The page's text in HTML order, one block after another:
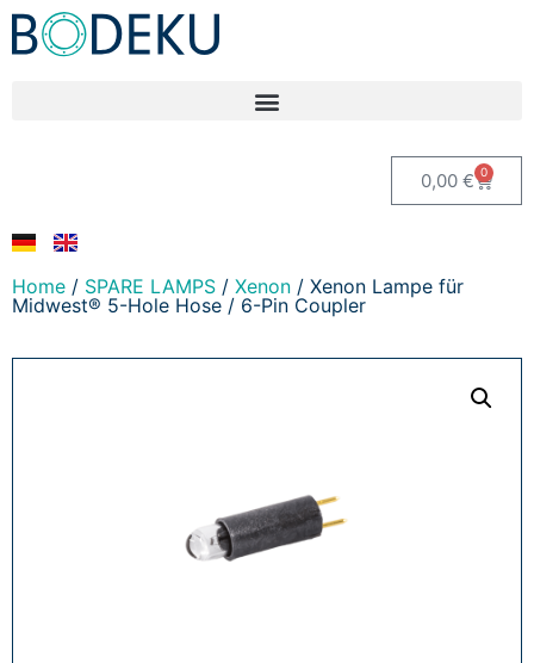
0,00 € 0
Home / SPARE LAMPS / Xenon / Xenon Lampe für
Midwest® 5-Hole Hose / 6-Pin Coupler